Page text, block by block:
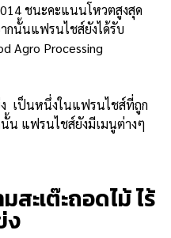
ชนะคะแนนโหวตสูงสุด
กนั้นแฟรนไชส์ยังได้รับ
Agro Processing
เป็นหนึ่งในแฟรนไชส์ที่ถูก
น แฟรนไชส์ยังมีเมนูต่างๆ
ะเต๊ะถอดไม้ ไร้
ง